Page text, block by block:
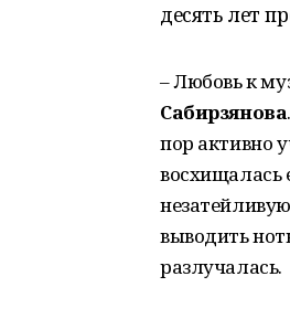
десять лет
– Любовь к
Сабирзянова
пор активно
восхищалась
выводить
разлучалась.